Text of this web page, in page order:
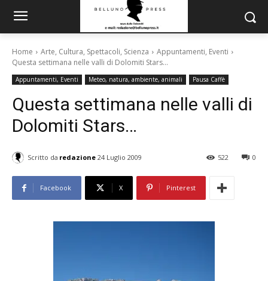
Home Arte, Cultura, Spettacoli, Scienza
Appuntamenti, Eventi
Questa settimana nelle valli di Dolomiti Stars...
Appuntamenti, Eventi Meteo, natura, ambiente, animali Pausa Caffè
Questa settimana nelle valli di
Dolomiti Stars…
Scritto da redazione 24 Luglio 2009 0
522
Facebook X Pinterest